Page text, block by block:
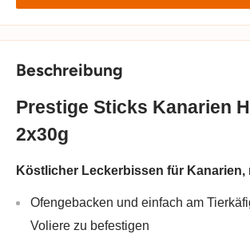
Beschreibung
Prestige Sticks Kanarien
2x30g
Köstlicher Leckerbissen für Kanarien,
Ofengebacken und einfach am
Voliere zu befestigen